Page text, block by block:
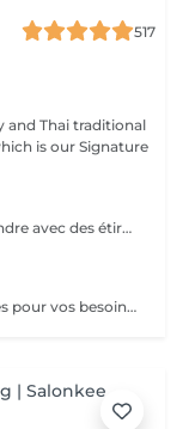
517
and Thai traditional
is our Signature
Soulage les tensions et permet de se détendre avec des étirements délicats de votre corps pour améliorer la mobilité et la flexibilité, suivie par les techniques de massage thaï par des pressions, sans utilisation dhuile.
On choisira un mélange dhuiles essentielles pour vos besoins physiques. Un massage thérapeutique à laide dune technique spéciale pour vider les poches de liquide lymphatique et de rétention deau. Ce traitement est conçu pour aider à stimuler la circulation et daccroître la capacité du corps à éliminer les toxines et à absorber les éléments nutritifs. Vos huiles essentielles préférées peuvent être sélectionnées à votre arrivée.